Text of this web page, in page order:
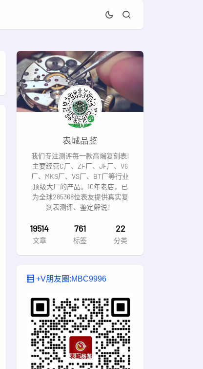
表城品鉴
我们专注测评每一款高端复刻表!
主要经营C厂、ZF厂、JF厂、V6
厂、MKS厂、VS厂、BT厂等行业
顶级大厂的产品。10年老店，已
为全球285368位表友提供真实复
刻表测评、鉴定解说！
19514
文章
761
标签
22
分类
+V朋友圈:MBC9996